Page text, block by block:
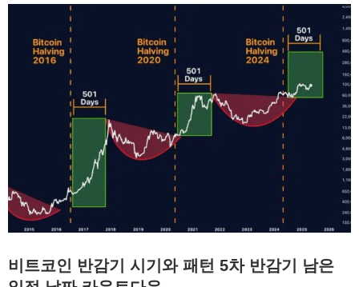
비트코인 반감기 시기와 패턴 5차 반감기 남은